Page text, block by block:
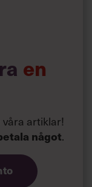
en
artiklar!
något.